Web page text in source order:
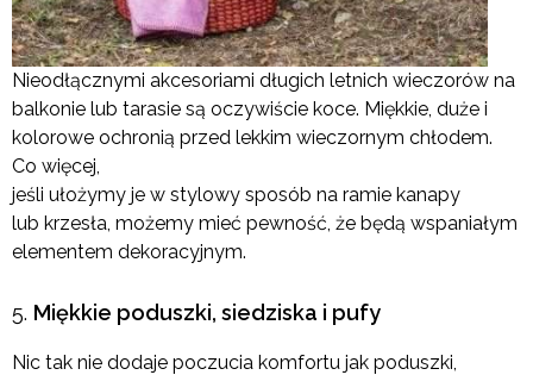
Nieodłącznymi akcesoriami długich letnich wieczorów na
balkonie lub tarasie są oczywiście koce. Miękkie, duże i
kolorowe ochronią przed lekkim wieczornym chłodem.
Co więcej,
jeśli ułożymy je w stylowy sposób na ramie kanapy
lub krzesła, możemy mieć pewność, że będą wspaniałym
elementem dekoracyjnym.
Miękkie poduszki, siedziska i pufy
Nic tak nie dodaje poczucia komfortu jak poduszki,